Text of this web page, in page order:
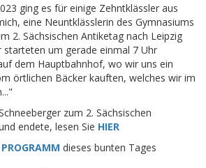
ging es für einige Zehntklässler aus
eine Neuntklässlerin des Gymnasiums
2. Sächsischen Antiketag nach Leipzig
starteten um gerade einmal 7 Uhr
dem Hauptbahnhof, wo wir uns ein
örtlichen Bäcker kauften, welches wir im
zum 2. Sächsischen
endete, lesen Sie HIER
PROGRAMM dieses bunten Tages